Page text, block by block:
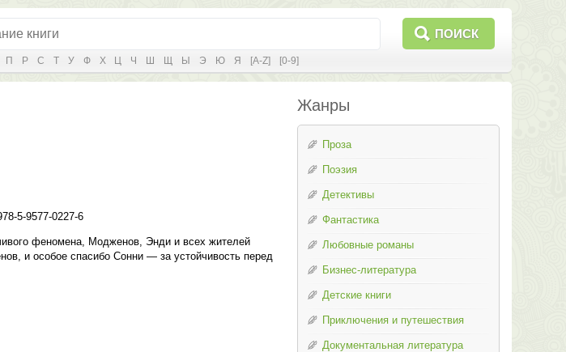
ПОИСК
П Р С Т У Ф Х Ц Ч Ш Щ Ы Э Ю Я [A-Z] [0-9]
5-9577-0227-6
феномена, Модженов, Энди и всех жителей
и особое спасибо Сонни — за устойчивость перед
Жанры
Проза
Поэзия
Детективы
Фантастика
Любовные романы
Бизнес-литература
Детские книги
Приключения и путешествия
Документальная литература